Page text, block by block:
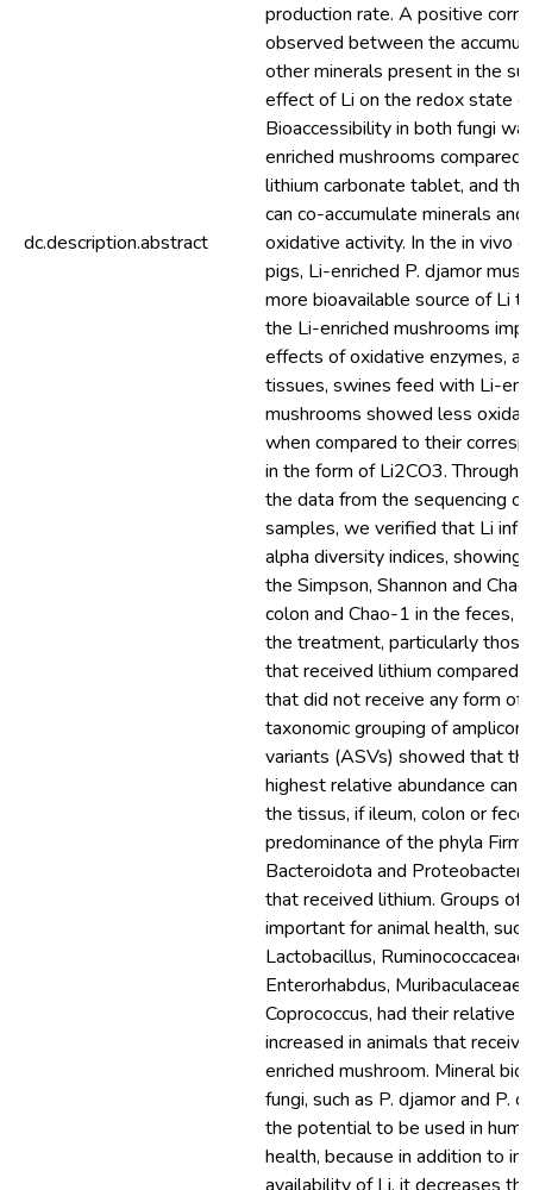
dc.description.abstract
production rate. A positive
observed between the
other minerals present in the
effect of Li on the redox state
Bioaccessibility in both fungi
enriched mushrooms compared
lithium carbonate tablet, and
can co-accumulate minerals and
oxidative activity. In the in vivo
pigs, Li-enriched P. djamor
more bioavailable source of Li
the Li-enriched mushrooms
effects of oxidative enzymes,
tissues, swines feed with Li-
mushrooms showed less
when compared to their
in the form of Li2CO3. Through
the data from the sequencing
samples, we verified that Li
alpha diversity indices, showing
the Simpson, Shannon and
colon and Chao-1 in the feces,
the treatment, particularly
that received lithium compared
that did not receive any form of
taxonomic grouping of amplicon
variants (ASVs) showed that
highest relative abundance can
the tissus, if ileum, colon or
predominance of the phyla
Bacteroidota and
that received lithium. Groups of
important for animal health,
Lactobacillus, Ruminococcaceae,
Enterorhabdus, Muribaculaceae
Coprococcus, had their relative
increased in animals that
enriched mushroom. Mineral
fungi, such as P. djamor and P.
the potential to be used in
health, because in addition to